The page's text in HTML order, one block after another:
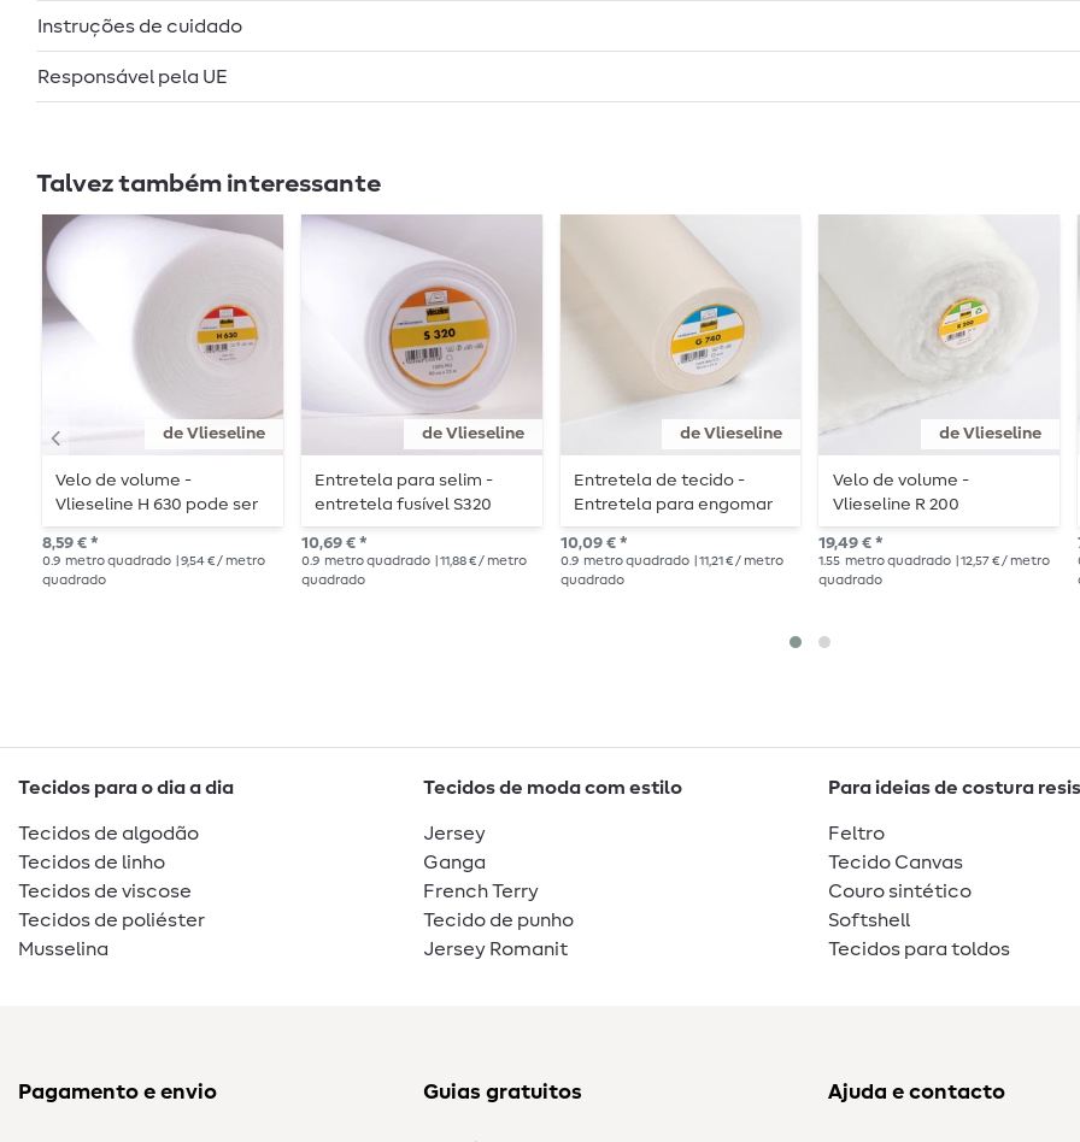
Instruções de cuidado
Responsável pela UE
Talvez também interessante
de Vlieseline
Velo de volume -
Vlieseline H 630 pode ser
engomado
8,59 € *
0.9 metro quadrado
| 9,54 € / metro
quadrado
de Vlieseline
Entretela para selim -
entretela fusível S320
10,69 € *
0.9 metro quadrado
| 11,88 € / metro
quadrado
de Vlieseline
Entretela de tecido -
Entretela para engomar
Vlieseline G740 - cru
10,09 € *
0.9 metro quadrado
| 11,21 € / metro
quadrado
de Vlieseline
Velo de volume -
Vlieseline R 200
19,49 € *
1.55 metro quadrado
| 12,57 € / metro
quadrado
Tecidos para o dia a dia
Tecidos de algodão
Tecidos de linho
Tecidos de viscose
Tecidos de poliéster
Musselina
Tecidos de moda com estilo
Jersey
Ganga
French Terry
Tecido de punho
Jersey Romanit
Para ideias de costura
Feltro
Tecido Canvas
Couro sintético
Softshell
Tecidos para toldos
Pagamento e envio Guias gratuitos Ajuda e contacto